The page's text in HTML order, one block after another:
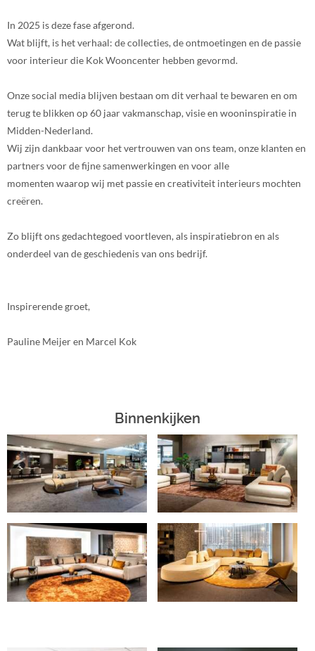
In 2025 is deze fase afgerond.
Wat blijft, is het verhaal: de collecties, de ontmoetingen en de passie
voor interieur die Kok Wooncenter hebben gevormd.
Onze social media blijven bestaan om dit verhaal te bewaren en om
terug te blikken op 60 jaar vakmanschap, visie en wooninspiratie in
Midden-Nederland.
Wij zijn dankbaar voor het vertrouwen van ons team, onze klanten en
partners voor de fijne samenwerkingen en voor alle
momenten waarop wij met passie en creativiteit interieurs mochten
creëren.
Zo blijft ons gedachtegoed voortleven, als inspiratiebron en als
onderdeel van de geschiedenis van ons bedrijf.
Inspirerende groet,
Pauline Meijer en Marcel Kok
Binnenkijken